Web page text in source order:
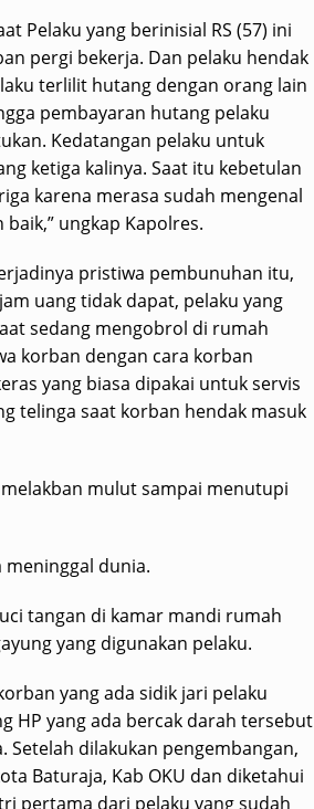
Pelaku yang berinisial RS (57) ini
pergi bekerja. Dan pelaku hendak
terlilit hutang dengan orang lain
pembayaran hutang pelaku
Kedatangan pelaku untuk
ketiga kalinya. Saat itu kebetulan
karena merasa sudah mengenal
ungkap Kapolres.
pristiwa pembunuhan itu,
uang tidak dapat, pelaku yang
sedang mengobrol di rumah
korban dengan cara korban
yang biasa dipakai untuk servis
telinga saat korban hendak masuk
mulut sampai menutupi
dunia.
tangan di kamar mandi rumah
yang digunakan pelaku.
yang ada sidik jari pelaku
HP yang ada bercak darah tersebut
Setelah dilakukan pengembangan,
Baturaja, Kab OKU dan diketahui
pertama dari pelaku yang sudah